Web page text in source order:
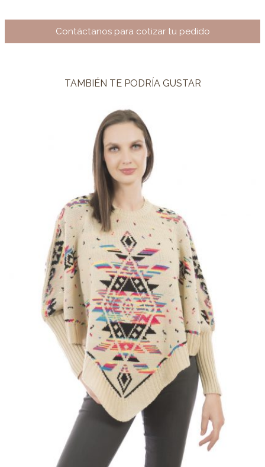
Contáctanos para cotizar tu pedido
TAMBIÉN TE PODRÍA GUSTAR